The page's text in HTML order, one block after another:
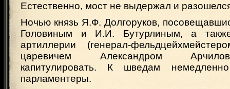
Естественно, мост не выдержал и
Ночью князь Я.Ф. Долгоруков,
Головиным и И.И. Бутурлиным, а
артиллерии (генерал-
царевичем Александром
капитулировать. К шведам
парламентеры.